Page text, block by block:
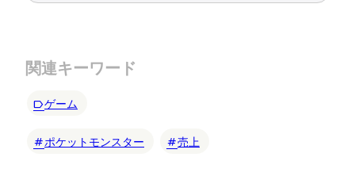
関連キーワード
ゲーム
ポケットモンスター 売上